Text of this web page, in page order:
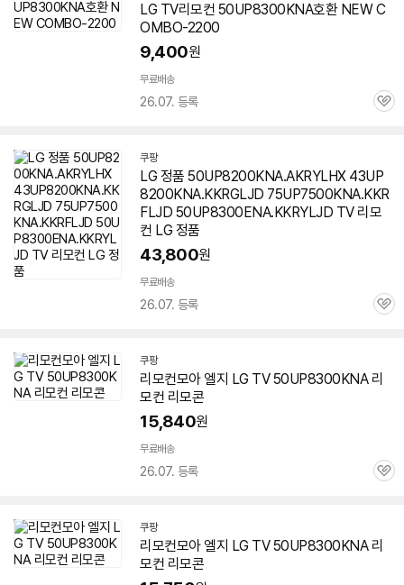
LG TV리모컨 50UP8300KNA호환 NEW C
OMBO-2200
9,400원
무료배송
26.07. 등록
관
쿠팡
LG 정품 50UP8200KNA.AKRYLHX 43UP
8200KNA.KKRGLJD 75UP7500KNA.KKR
FLJD 50UP8300ENA.KKRYLJD TV 리모
컨 LG 정품
43,800원
무료배송
26.07. 등록
관
쿠팡
리모컨모아 엘지 LG TV50UP8300KNA리
모컨 리모콘
15,840원
무료배송
26.07. 등록
관
쿠팡
리모컨모아 엘지 LG TV50UP8300KNA리
모컨 리모콘